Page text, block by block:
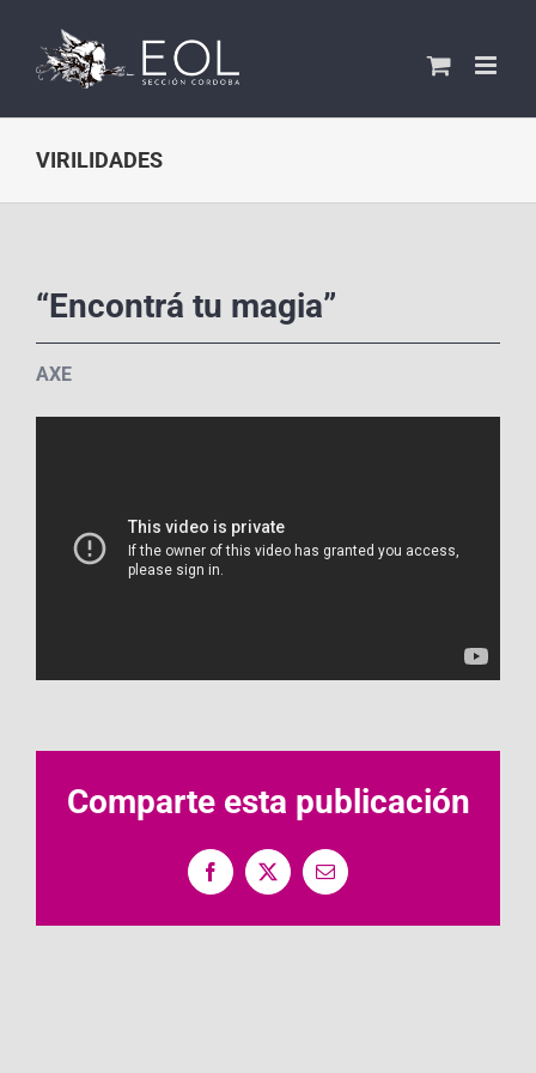
contenido
VIRILIDADES
“Encontrá tu magia”
AXE
Comparte esta publicación
Facebook
X
Correo
electrónico